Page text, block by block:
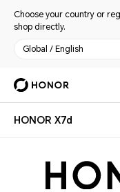
Choose your country or
shop directly.
Global / English
HONOR X7d